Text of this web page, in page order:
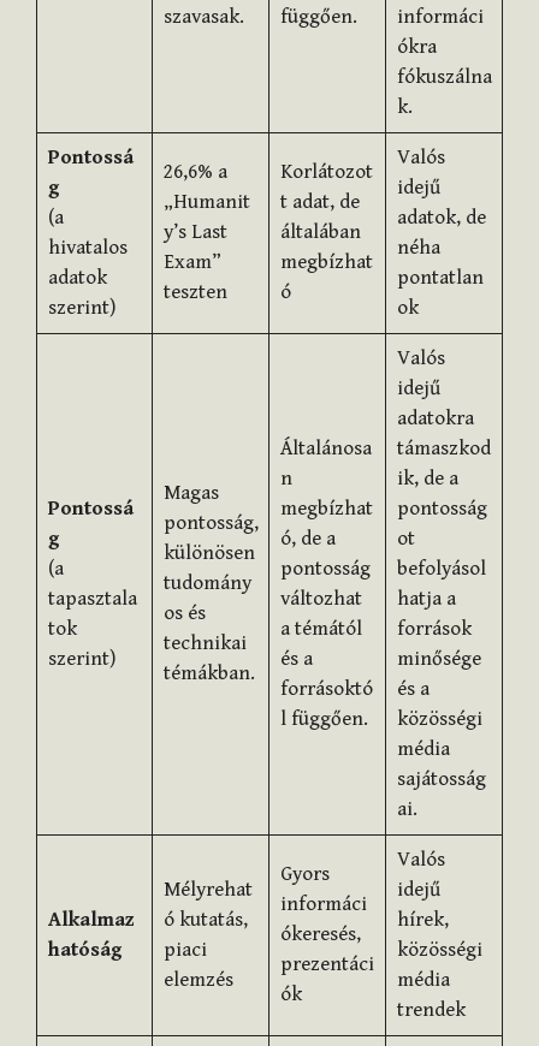
szavasak.
függően.
informáci
ókra
fókuszálna
k.
Pontossá
g
(a
hivatalos
adatok
szerint)
26,6% a
„Humanit
y’s Last
Exam”
teszten
Korlátozot
t adat, de
általában
megbízhat
ó
Valós
idejű
adatok, de
néha
pontatlan
ok
Pontossá
g
(a
tapasztala
tok
szerint)
Magas
pontosság,
különösen
tudomány
os és
technikai
témákban.
Általánosa
n
megbízhat
ó, de a
pontosság
változhat
a témától
és a
forrásoktó
l függően.
Valós
idejű
adatokra
támaszkod
ik, de a
pontosság
ot
befolyásol
hatja a
források
minősége
és a
közösségi
média
sajátosság
ai.
Alkalmaz
hatóság
Mélyrehat
ó kutatás,
piaci
elemzés
Gyors
informáci
ókeresés,
prezentáci
ók
Valós
idejű
hírek,
közösségi
média
trendek